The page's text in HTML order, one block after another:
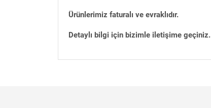
Ürünlerimiz faturalı ve evraklıdır.
Detaylı bilgi için bizimle iletişime geçiniz.